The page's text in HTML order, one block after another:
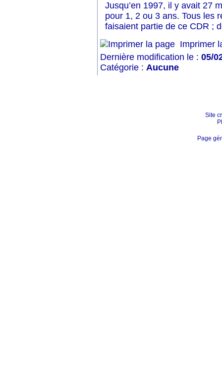
Jusqu’en 1997, il y avait 27
pour 1, 2 ou 3 ans. Tous les
faisaient partie de ce CDR ;
Imprimer
Dernière modification le : 05/
Catégorie : Aucune
Site
Page